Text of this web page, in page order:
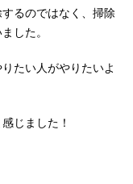
るのではなく、掃除
した。
たい人がやりたいよ
じました！